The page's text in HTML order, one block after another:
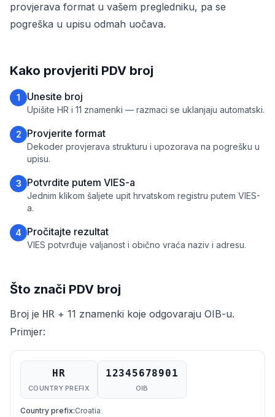
provjerava format u vašem pregledniku, pa se
pogreška u upisu odmah uočava.
Kako provjeriti PDV broj
1 Unesite broj
Upišite HR i 11 znamenki — razmaci se uklanjaju automatski.
2 Provjerite format
Dekoder provjerava strukturu i upozorava na pogrešku u
upisu.
3 Potvrdite putem VIES-a
Jednim klikom šaljete upit hrvatskom registru putem VIES-
a.
4 Pročitajte rezultat
VIES potvrđuje valjanost i obično vraća naziv i adresu.
Što znači PDV broj
Broj je HR + 11 znamenki koje odgovaraju OIB-u.
Primjer:
HR
COUNTRY PREFIX
12345678901
OIB
Country prefix:Croatia